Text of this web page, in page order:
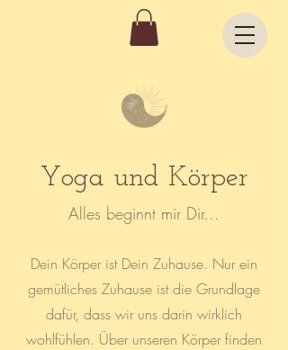
Yoga und Körper
Alles beginnt mir Dir...
Dein Körper ist Dein Zuhause. Nur ein
gemütliches Zuhause ist die Grundlage
dafür, dass wir uns darin wirklich
wohlfühlen. Über unseren Körper finden